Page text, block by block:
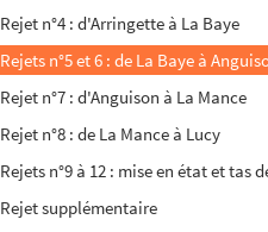
Rejet n°4 : d'Arringette à La Baye
Rejets n°5 et 6 : de La Baye à
Rejet n°7 : d'Anguison à La Mance
Rejet n°8 : de La Mance à Lucy
Rejets n°9 à 12 : mise en état et tas
Rejet supplémentaire